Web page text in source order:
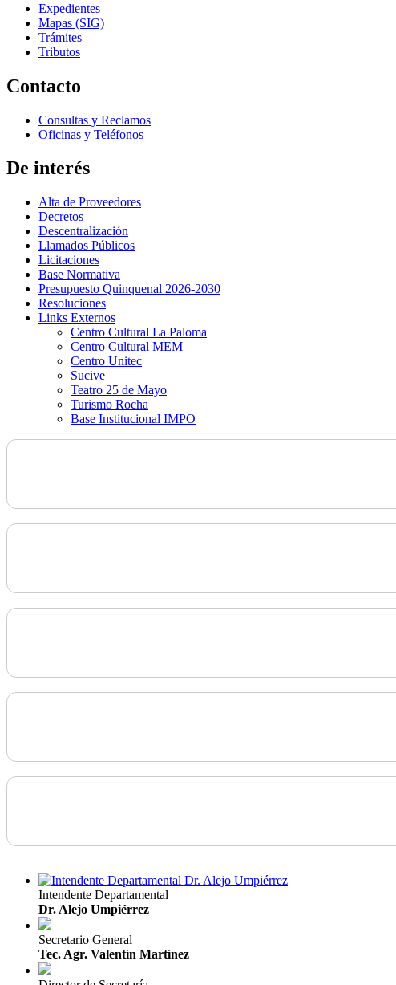
Expedientes
Mapas (SIG)
Trámites
Tributos
Contacto
Consultas y Reclamos
Oficinas y Teléfonos
De interés
Alta de Proveedores
Decretos
Descentralización
Llamados Públicos
Licitaciones
Base Normativa
Presupuesto Quinquenal 2026-2030
Resoluciones
Links Externos
Centro Cultural La Paloma
Centro Cultural MEM
Centro Unitec
Sucive
Teatro 25 de Mayo
Turismo Rocha
Base Institucional IMPO
Intendente Departamental
Dr. Alejo Umpiérrez
Secretario General
Tec. Agr. Valentín Martínez